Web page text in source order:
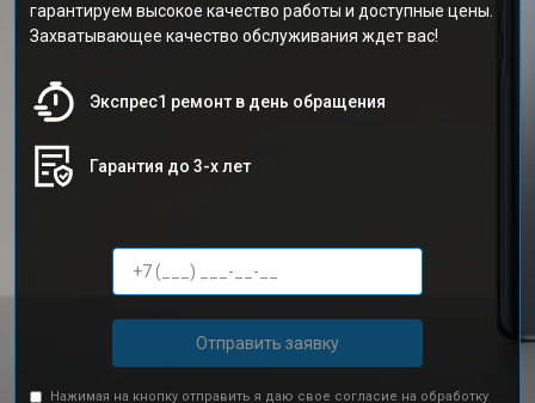
гарантируем высокое качество работы и доступные цены.
Захватывающее качество обслуживания ждет вас!
Экспрес1 ремонт в день обращения
Гарантия до 3-х лет
Отправить заявку
Нажимая на кнопку отправить я даю свое согласие на обработку